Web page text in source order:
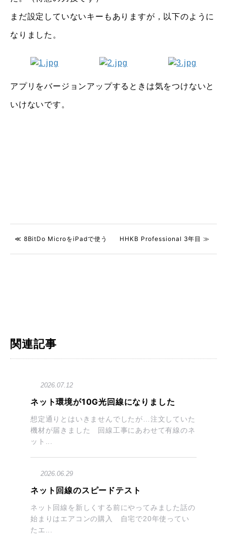
まだ設定していないキーもありますが，以下のように
なりました。
アプリをバージョンアップするときは気をつけないと
いけないです。
≪ 8BitDo MicroをiPadで使う HHKB Professional 3年目 ≫
関連記事
2026.07.12
ネット環境が10G光回線になりました
想定通りとはいきませんでしたが…注文していた
機材が届きました 回線工事にあわせて有線のネ
ット...
2026.06.29
ネット回線のスピードテスト
ネット回線を新しくする前にやってみました話の
始まりはエアコンの購入 自宅で20年使ってい
たエ...